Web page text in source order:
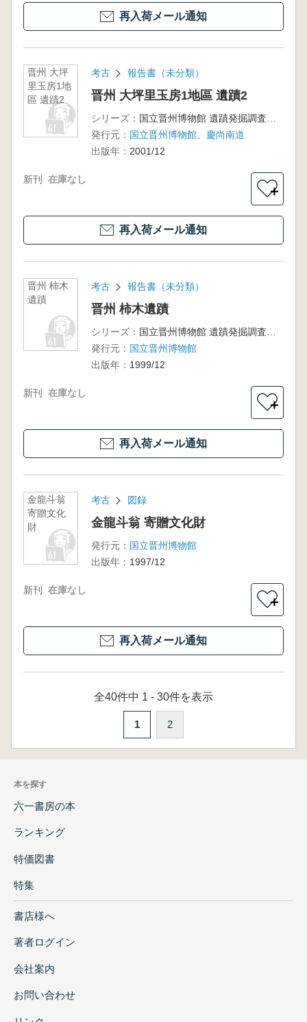
再入荷メール通知
晋州 大坪
里玉房1地
區 遺蹟2
考古 報告書（未分類）
晋州 大坪里玉房1地區 遺蹟2
シリーズ：
発行元： 国立晋州博物館、慶尚南道
出版年： 2001/12
新刊 在庫なし
＋
再入荷メール通知
晋州 柿木
遺蹟
考古 報告書（未分類）
晋州 柿木遺蹟
シリーズ：
発行元： 国立晋州博物館
出版年： 1999/12
新刊 在庫なし
＋
再入荷メール通知
金龍斗翁
寄贈文化
財
考古 図録
金龍斗翁 寄贈文化財
発行元： 国立晋州博物館
出版年： 1997/12
新刊 在庫なし
＋
再入荷メール通知
全40件中 1 - 30件を表示
1 2
本を探す
六一書房の本
ランキング
特価図書
特集
書店様へ
著者ログイン
会社案内
お問い合わせ